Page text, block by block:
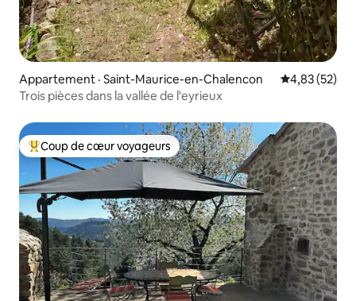
Appartement · Saint-Maurice-en-Chalencon Note
4,83 (52)
Trois pièces dans la vallée de l'eyrieux
Coup de cœur voyageurs parmi les plus aimés
Coup de cœur voyageurs